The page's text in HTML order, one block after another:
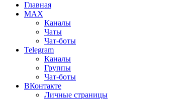
Главная
MAX
Каналы
Чаты
Чат-боты
Telegram
Каналы
Группы
Чат-боты
ВКонтакте
Личные страницы